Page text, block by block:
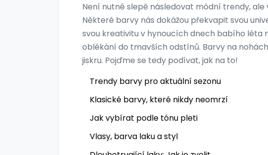
Není nutné slepě následovat módní trendy,
Některé barvy nás dokážou překvapit svou
svou kreativitu v hynoucích dnech babího léta
oblékání do tmavších odstínů. Barvy na
jiskru. Pojďme se tedy podívat, jak na to!
Trendy barvy pro aktuální sezonu
Klasické barvy, které nikdy neomrzí
Jak vybírat podle tónu pleti
Vlasy, barva laku a styl